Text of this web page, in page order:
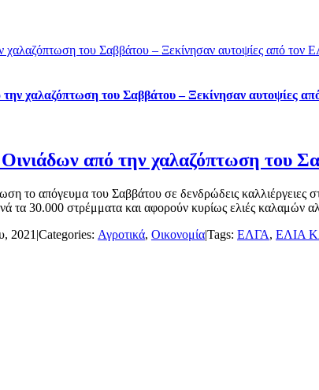
χαλαζόπτωση του Σαββάτου – Ξεκίνησαν αυτοψίες από τον
την χαλαζόπτωση του Σαββάτου – Ξεκίνησαν αυτοψίες
Οινιάδων από την χαλαζόπτωση του
το απόγευμα του Σαββάτου σε δενδρώδεις
τα 30.000 στρέμματα και αφορούν κυρίως ελιές καλαμών
2021 |Categories: Αγροτικά, Οικονομία|Tags: ΕΛΓΑ, ΕΛΙΑ